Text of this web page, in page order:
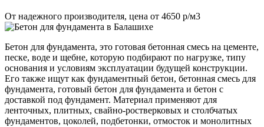
От надежного производителя, цена от 4650 р/м3
Бетон для фундамента, это готовая бетонная смесь на цементе,
песке, воде и щебне, которую подбирают по нагрузке, типу
основания и условиям эксплуатации будущей конструкции.
Его также ищут как фундаментный бетон, бетонная смесь для
фундамента, готовый бетон для фундамента и бетон с
доставкой под фундамент. Материал применяют для
ленточных, плитных, свайно-ростверковых и столбчатых
фундаментов, цоколей, подбетонки, отмосток и монолитных